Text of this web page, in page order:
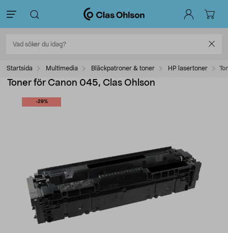
Startsida Multimedia Bläckpatroner & toner HP lasertoner
Toner för Canon 045, Clas Ohlson
-29%